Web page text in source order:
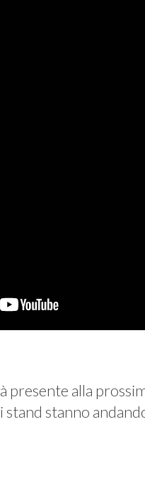
presente alla
stanno